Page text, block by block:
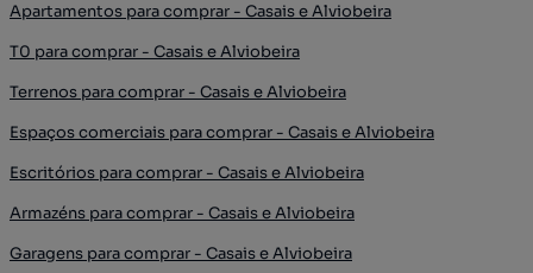
Apartamentos para comprar - Casais e Alviobeira
T0 para comprar - Casais e Alviobeira
Terrenos para comprar - Casais e Alviobeira
Espaços comerciais para comprar - Casais e Alviobeira
Escritórios para comprar - Casais e Alviobeira
Armazéns para comprar - Casais e Alviobeira
Garagens para comprar - Casais e Alviobeira